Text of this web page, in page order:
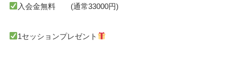
入会金無料 (通常33000円)
1セッションプレゼント